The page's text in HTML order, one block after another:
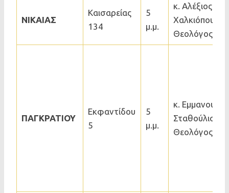
ΝΙΚΑΙΑΣ
Καισαρείας
134
5
μ.μ.
κ. Αλέξιος
Θεολόγος
ΠΑΓΚΡΑΤΙΟΥ
Εκφαντίδου
5
5
μ.μ.
κ. Εμμανουήλ
Σταθούλιας,
Θεολόγος